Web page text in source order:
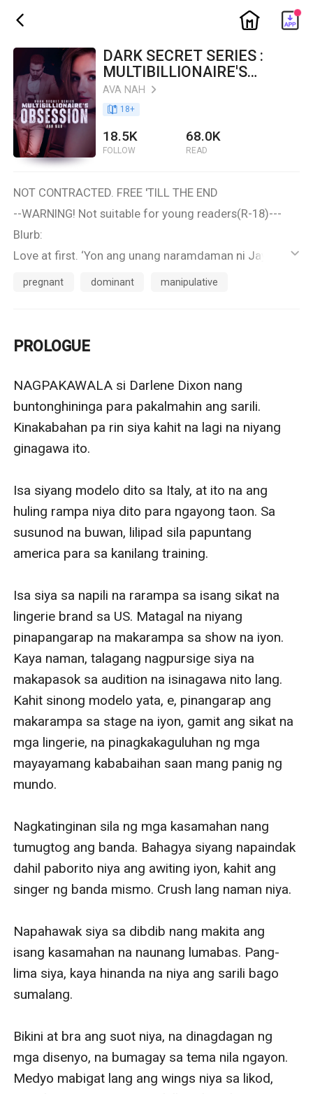
ic_back ic_home
DARK SECRET SERIES :
MULTIBILLIONAIRE'S
OBSESSION (FREE)
AVA NAH ic_arrow_right
book_age 18+
18.5K
FOLLOW
68.0K
READ
NOT CONTRACTED. FREE 'TILL THE END
--WARNING! Not suitable for young readers(R-18)---
Blurb:
Love at first. ‘Yon ang unang naramdaman ni Jaylord
Del Franco sa batang babae na siyam na taong gulang.
Noong una, mukha ng nakababatang kapatid ang
nararamdaman niya dito.
Hanggang tanaw lang siya dito dahil magkaiba ang
mundong ginagalawan nila. Siya na sa kalye lang
nakatira. Samantalang ito sa magarang bahay nakatira.
kan’ya. Wala siyang naiisip ng mga sandaling iyon kung
hindi ang hanapin si Darlene.
Parang gumuho ang mundo niya nang malamang may
nobyo na ito, at malapit ng ikasal. Isang bagay lang ang
ibang pinangarap kung hindi ito lang. Kaya walang
puwedeng umagaw sa babaeng mahal niya, wala!
ic_default
pregnant dominant manipulative
PROLOGUE
NAGPAKAWALA si Darlene Dixon nang
buntonghininga para pakalmahin ang sarili.
Kinakabahan pa rin siya kahit na lagi na niyang
ginagawa ito.
Isa siyang modelo dito sa Italy, at ito na ang
huling rampa niya dito para ngayong taon. Sa
susunod na buwan, lilipad sila papuntang
america para sa kanilang training.
Isa siya sa napili na rarampa sa isang sikat na
lingerie brand sa US. Matagal na niyang
pinapangarap na makarampa sa show na iyon.
Kaya naman, talagang nagpursige siya na
makapasok sa audition na isinagawa nito lang.
Kahit sinong modelo yata, e, pinangarap ang
makarampa sa stage na iyon, gamit ang sikat na
mga lingerie, na pinagkakaguluhan ng mga
mayayamang kababaihan saan mang panig ng
mundo.
Nagkatinginan sila ng mga kasamahan nang
tumugtog ang banda. Bahagya siyang napaindak
dahil paborito niya ang awiting iyon, kahit ang
singer ng banda mismo. Crush lang naman niya.
Napahawak siya sa dibdib nang makita ang
isang kasamahan na naunang lumabas. Pang-
lima siya, kaya hinanda na niya ang sarili bago
sumalang.
Bikini at bra ang suot niya, na dinagdagan ng
mga disenyo, na bumagay sa tema nila ngayon.
Medyo mabigat lang ang wings niya sa likod,